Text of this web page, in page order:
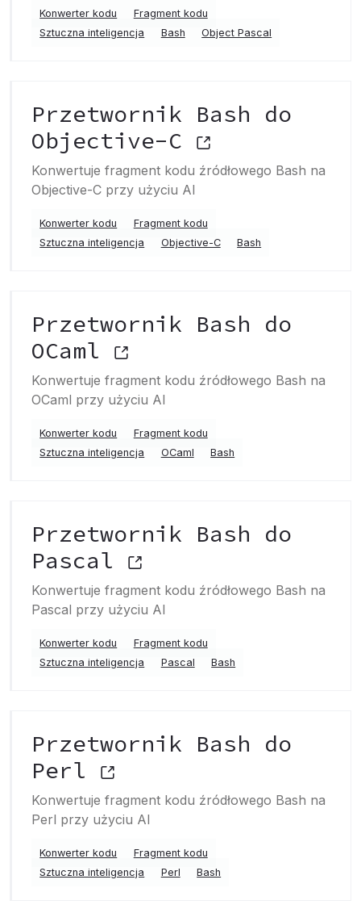
Konwerter kodu
Fragment kodu
Sztuczna inteligencja
Bash Object Pascal
Przetwornik Bash do
Objective-C
Konwertuje fragment kodu źródłowego Bash na
Objective-C przy użyciu AI
Konwerter kodu
Fragment kodu
Sztuczna inteligencja
Objective-C Bash
Przetwornik Bash do
OCaml
Konwertuje fragment kodu źródłowego Bash na
OCaml przy użyciu AI
Konwerter kodu
Fragment kodu
Sztuczna inteligencja
OCaml Bash
Przetwornik Bash do
Pascal
Konwertuje fragment kodu źródłowego Bash na
Pascal przy użyciu AI
Konwerter kodu
Fragment kodu
Sztuczna inteligencja
Pascal Bash
Przetwornik Bash do
Perl
Konwertuje fragment kodu źródłowego Bash na
Perl przy użyciu AI
Konwerter kodu
Fragment kodu
Sztuczna inteligencja
Perl Bash